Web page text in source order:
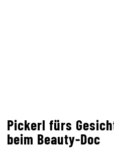
Pickerl fürs
beim Beauty-Doc